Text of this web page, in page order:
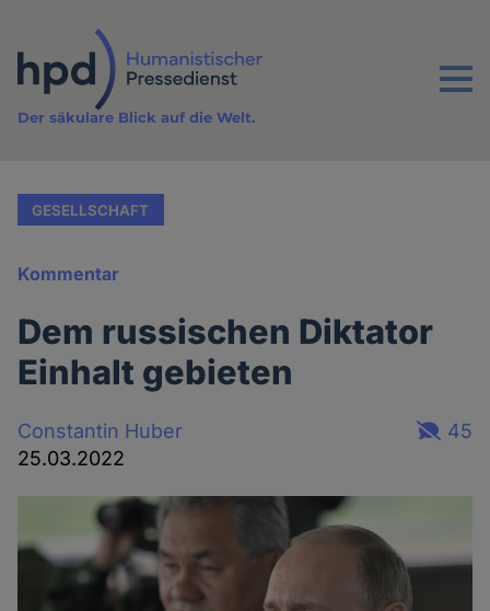
Inhalt
Menu
Der säkulare Blick auf die Welt.
GESELLSCHAFT
Kommentar
Dem russischen Diktator
Einhalt gebieten
Constantin Huber
25.03.2022
45